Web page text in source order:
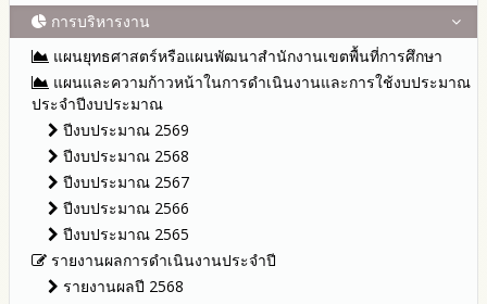
โครงสร้าง หน้าที่และอำนาจ
ข้อมูลผู้บริหาร
ข้อมูลการติดต่อและ ช่องทางการสอบถาม
ระเบียบ / กฎหมายที่เกี่ยวข้อง
นโยบายคุ้มครองข้อมูลส่วนบุคคล
ข่าวประชาสัมพันธ์
ข่าวสารพัฒนาสำนักงานเกี่ยวข้องกับแนวทางส่งเสริมความ
โปร่งใส
การบริหารงาน
แผนยุทธศาสตร์หรือแผนพัฒนาสำนักงานเขตพื้นที่การศึกษา
แผนและความก้าวหน้าในการดำเนินงานและการใช้งบประมาณ
ประจำปีงบประมาณ
ปีงบประมาณ 2569
ปีงบประมาณ 2568
ปีงบประมาณ 2567
ปีงบประมาณ 2566
ปีงบประมาณ 2565
รายงานผลการดำเนินงานประจำปี
รายงานผลปี 2568